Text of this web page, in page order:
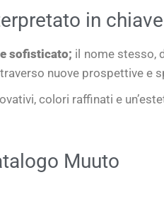
in
sofisticato; il nome stesso,
nuove prospettive e
colori raffinati e
Muuto